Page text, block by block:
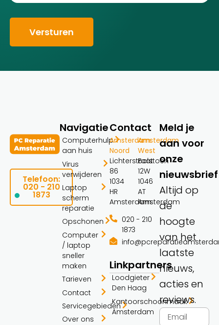
Versturen
Telefoon:
020 - 210
1873
Navigatie
Computerhulp
aan huis
Virus
verwijderen
Laptop
scherm
reparatie
Opschonen
Computer
/ laptop
sneller
maken
Tarieven
Contact
Servicegebieden
Over ons
Contact
Amsterdam
Noord
Lichterstraat
86
1034
HR
Amsterdam
Amsterdam
West
Bolstoen
12W
1046
AT
Amsterdam
020 - 210
1873
Linkpartners
Loodgieter
Den Haag
Kantoorschoonmaak
Amsterdam
Meld je
aan voor
onze
nieuwsbrief
Altijd op
de
hoogte
van het
laatste
nieuws,
acties en
reviews.